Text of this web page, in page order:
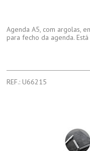
Agenda A5, com argolas,
para fecho da agenda.
REF.: U66215